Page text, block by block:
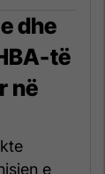
dhe
të
në
e